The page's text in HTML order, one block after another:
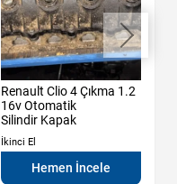
Renault Clio 4 Çıkma 1.2
16v Otomatik
Silindir Kapak
İkinci El
Hemen İncele